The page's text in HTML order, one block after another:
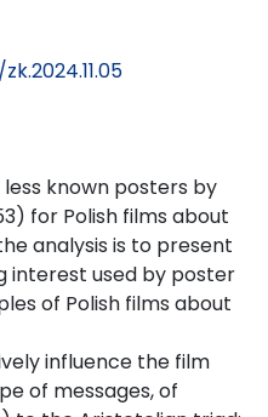
known posters by
for Polish films about
analysis is to present
used by poster
of Polish films about
influence the film
of messages, of